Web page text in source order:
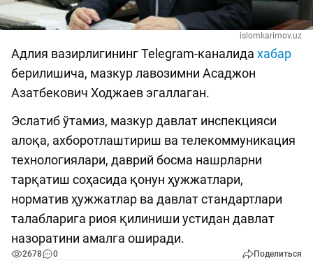
islomkarimov.uz
Адлия вазирлигининг Telegram-каналида хабар
берилишича, мазкур лавозимни Асаджон
Азатбекович Ходжаев эгаллаган.
Эслатиб ўтамиз, мазкур давлат инспекцияси
алоқа, ахборотлаштириш ва телекоммуникация
технологиялари, даврий босма нашрларни
тарқатиш соҳасида қонун ҳужжатлари,
норматив ҳужжатлар ва давлат стандартлари
талабларига риоя қилиниши устидан давлат
назоратини амалга оширади.
2678 0 Поделиться